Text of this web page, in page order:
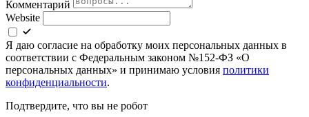
Комментарий
Website
Я даю согласие на обработку моих персональных данных в
соответствии с Федеральным законом №152-ФЗ «О
персональных данных» и принимаю условия политики
конфиденциальности.
Подтвердите, что вы не робот